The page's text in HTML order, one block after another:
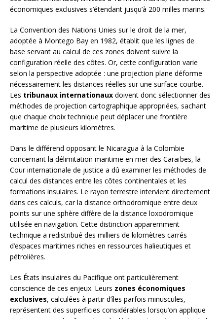
économiques exclusives s’étendant jusqu’à 200 milles marins.
La Convention des Nations Unies sur le droit de la mer,
adoptée à Montego Bay en 1982, établit que les lignes de
base servant au calcul de ces zones doivent suivre la
configuration réelle des côtes. Or, cette configuration varie
selon la perspective adoptée : une projection plane déforme
nécessairement les distances réelles sur une surface courbe.
Les tribunaux internationaux doivent donc sélectionner des
méthodes de projection cartographique appropriées, sachant
que chaque choix technique peut déplacer une frontière
maritime de plusieurs kilomètres.
Dans le différend opposant le Nicaragua à la Colombie
concernant la délimitation maritime en mer des Caraïbes, la
Cour internationale de justice a dû examiner les méthodes de
calcul des distances entre les côtes continentales et les
formations insulaires. Le rayon terrestre intervient directement
dans ces calculs, car la distance orthodromique entre deux
points sur une sphère diffère de la distance loxodromique
utilisée en navigation. Cette distinction apparemment
technique a redistribué des milliers de kilomètres carrés
d’espaces maritimes riches en ressources halieutiques et
pétrolières.
Les États insulaires du Pacifique ont particulièrement
conscience de ces enjeux. Leurs zones économiques
exclusives, calculées à partir d’îles parfois minuscules,
représentent des superficies considérables lorsqu’on applique